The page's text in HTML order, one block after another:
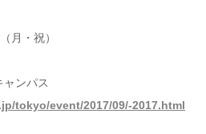
月・祝）
ャンパス
tokyo/event/2017/09/-2017.html